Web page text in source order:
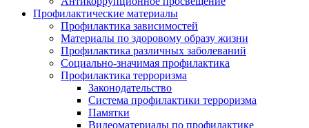
Профилактические материалы
Профилактика зависимостей
Материалы по здоровому образу жизни
Профилактика различных заболеваний
Социально-значимая профилактика
Профилактика терроризма
Законодательство
Система профилактики терроризма
Памятки
Видеоматериалы по профилактике